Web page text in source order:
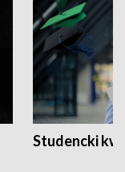
Studencki